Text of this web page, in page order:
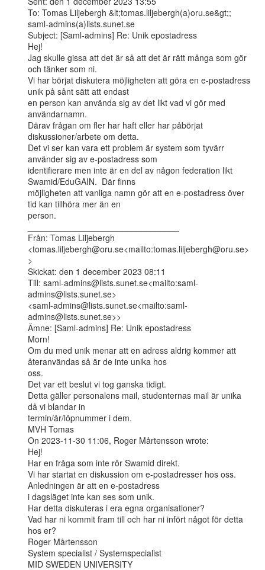
To: Tomas Liljebergh &lt;tomas.liljebergh(a)oru.se&gt;;
saml-admins(a)lists.sunet.se
Subject: [Saml-admins] Re: Unik epostadress
Hej!
Jag skulle gissa att det är så att det är rätt många som gör
och tänker som ni.
Vi har börjat diskutera möjligheten att göra en e-postadress
unik på sånt sätt att endast
en person kan använda sig av det likt vad vi gör med
användarnamn.
Därav frågan om fler har haft eller har påbörjat
diskussioner/arbete om detta.
Det vi ser kan vara ett problem är system som tyvärr
använder sig av e-postadress som
identifierare men inte är en del av någon federation likt
Swamid/EduGAIN.  Där finns
möjligheten att vanliga namn gör att en e-postadress över
tid kan tillhöra mer än en
person.
Från: Tomas Liljebergh
<tomas.liljebergh@oru.se<mailto:tomas.liljebergh@oru.se>
>
Skickat: den 1 december 2023 08:11
Till: saml-admins@lists.sunet.se<mailto:saml-
admins@lists.sunet.se>
<saml-admins@lists.sunet.se<mailto:saml-
admins@lists.sunet.se>>
Ämne: [Saml-admins] Re: Unik epostadress
Morn!
Om du med unik menar att en adress aldrig kommer att
återanvändas så är de inte unika hos
oss.
Det var ett beslut vi tog ganska tidigt.
Detta gäller personalens mail, studenternas mail är unika
då vi blandar in
termin/år/löpnummer i dem.
MVH Tomas
On 2023-11-30 11:06, Roger Mårtensson wrote:
Hej!
Har en fråga som inte rör Swamid direkt.
Vi har startat en diskussion om e-postadresser hos oss.
Anledningen är att en e-postadress
i dagsläget inte kan ses som unik.
Har detta diskuteras i era egna organisationer?
Vad har ni kommit fram till och har ni infört något för detta
hos er?
Roger Mårtensson
System specialist / Systemspecialist
MID SWEDEN UNIVERSITY